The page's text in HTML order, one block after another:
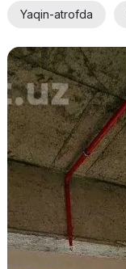
Yaqin-atrofda